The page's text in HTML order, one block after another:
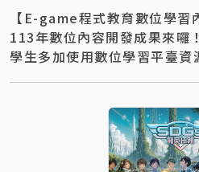
【E-game程式教育數位學
113年數位內容開發成果來囉
學生多加使用數位學習平臺資
聯絡信箱 ｜